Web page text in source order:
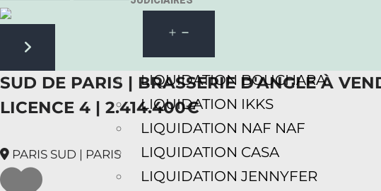
LIQUIDATION BOUCHARA
LIQUIDATION IKKS
LIQUIDATION NAF NAF
LIQUIDATION CASA
LIQUIDATION JENNYFER
Next slide
SUD DE PARIS | BRASSERIE D'ANGLE À
LICENCE 4 | 2.414.400€
PARIS SUD | PARIS